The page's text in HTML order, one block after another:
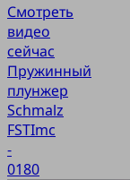
Смотреть
видео
сейчас
Пружинный
плунжер
Schmalz
FSTImc
-
0180